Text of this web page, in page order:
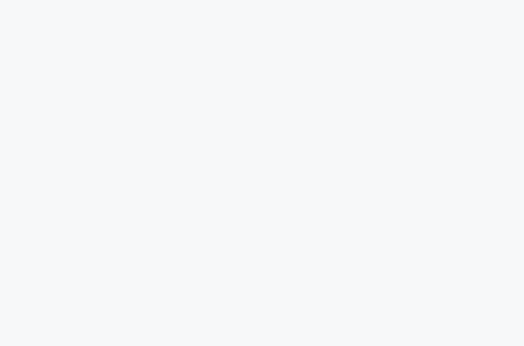
of the real estate market in Argentina,
trend is expected to continue until at least the
He has destroyed everything.
are trying to decide who to support.
me to choose, I would say that I am between
the changes in property prices in recent years?